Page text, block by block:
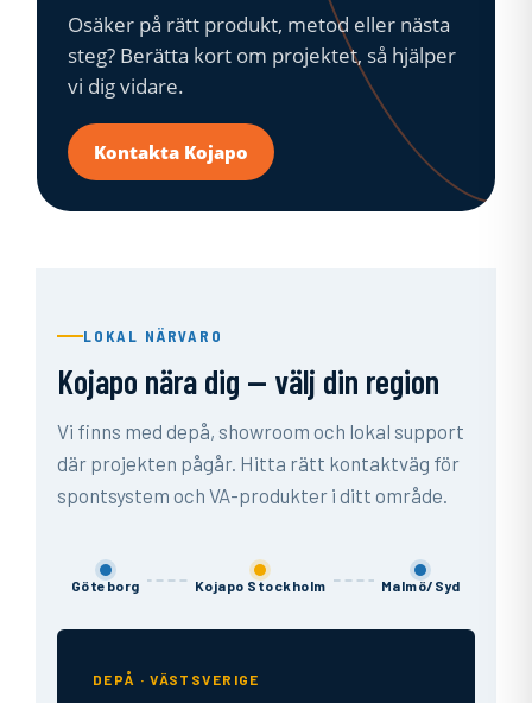
Osäker på rätt produkt, metod eller nästa
steg? Berätta kort om projektet, så hjälper
vi dig vidare.
Kontakta Kojapo
LOKAL NÄRVARO
Kojapo nära dig — välj din region
Vi finns med depå, showroom och lokal support
där projekten pågår. Hitta rätt kontaktväg för
spontsystem och VA-produkter i ditt område.
Göteborg Kojapo Stockholm Malmö/Syd
DEPÅ · VÄSTSVERIGE